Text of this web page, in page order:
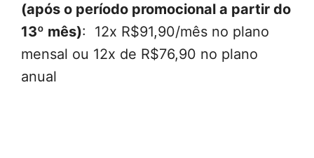
(após o período promocional a partir do
13º mês): 12x R$91,90/mês no plano
mensal ou 12x de R$76,90 no plano
anual